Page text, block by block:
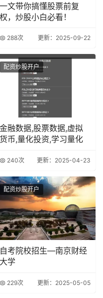
一文带你搞懂股票前复
权，炒股小白必看！
288次 更新：2025-09-22
配资炒股开户
金融数据,股票数据,虚拟
货币,量化投资,学习量化
240次 更新：2025-04-23
配资炒股开户
自考院校招生—南京财经
大学
229次 更新：2025-05-05